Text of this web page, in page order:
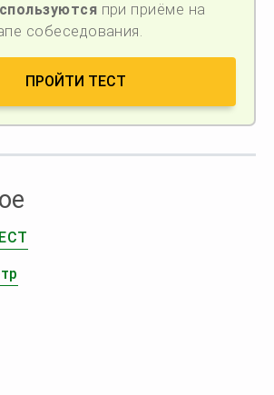
при приёме на
собеседования.
ПРОЙТИ ТЕСТ